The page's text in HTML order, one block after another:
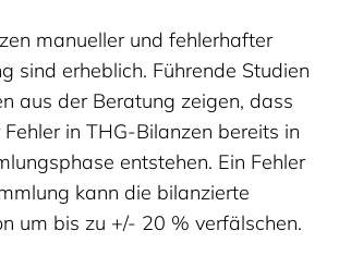
manueller und fehlerhafter
sind erheblich. Führende Studien
aus der Beratung zeigen, dass
in THG-Bilanzen bereits in
entstehen. Ein Fehler
kann die bilanzierte
um bis zu +/- 20 % verfälschen.